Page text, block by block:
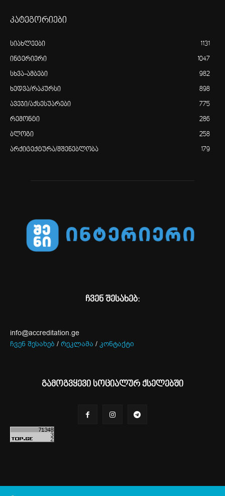
კატეგორიები
სიახლეები 1131
ინტერიერი 1047
სხვა-ამბები 982
ხედვა/რაკურსი 898
ავეჯი/აქსესუარები 775
რემონტი 286
ბლოგი 258
არქიტექტურა/მშენებლობა 179
ჩვენ შესახებ:
info@accreditation.ge
ჩვენ შესახებ / რეკლამა / კონტაქტი
გამოგვყევი სოციალურ ქსელებში